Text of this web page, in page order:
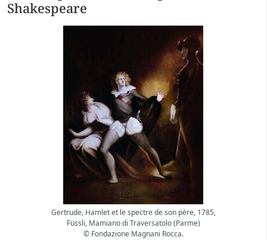
Shakespeare
Gertrude, Hamlet et le spectre de son père, 1785,
Füssli, Mamiano di Traversatolo (Parme)
© Fondazione Magnani Rocca.